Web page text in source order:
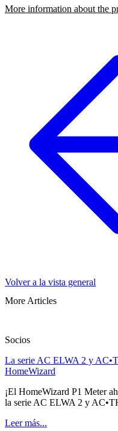
More information about the
Volver a la vista general
More Articles
Socios
La serie AC ELWA 2 y
HomeWizard
¡El HomeWizard P1 Meter
la serie AC ELWA 2 y
Leer más...